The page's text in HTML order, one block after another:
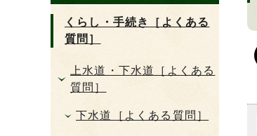
くらし・手続き［よくある
質問］
上水道・下水道［よくある
質問］
下水道［よくある質問］